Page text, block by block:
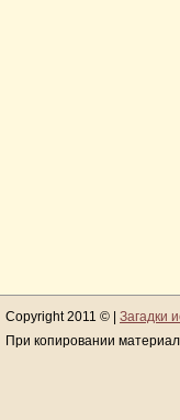
Copyright 2011 © | Загадки
При копировании